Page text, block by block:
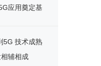
应用奠定基
5G 技术成熟
辅相成